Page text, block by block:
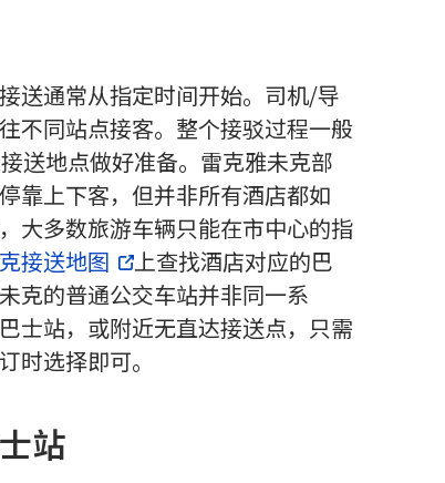
送通常从指定时间开始。司机/导
不同站点接客。整个接驳过程一般
送地点做好准备。雷克雅未克部
靠上下客，但并非所有酒店都如
大多数旅游车辆只能在市中心的指
接送地图
上查找酒店对应的巴
克的普通公交车站并非同一系
士站，或附近无直达接送点，只需
时选择即可。
站